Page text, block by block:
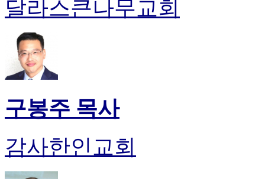
진
후
비
아
웹
토
끼
달라스큰나무교회
구봉주 목사
감사한인교회